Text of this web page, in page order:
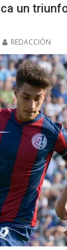
un
REDACCIÓN